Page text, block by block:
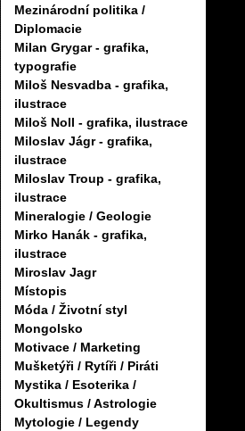
Mezinárodní politika /
Diplomacie
Milan Grygar - grafika,
typografie
Miloš Nesvadba - grafika,
ilustrace
Miloš Noll - grafika, ilustrace
Miloslav Jágr - grafika,
ilustrace
Miloslav Troup - grafika,
ilustrace
Mineralogie / Geologie
Mirko Hanák - grafika,
ilustrace
Miroslav Jagr
Místopis
Móda / Životní styl
Mongolsko
Motivace / Marketing
Mušketýři / Rytíři / Piráti
Mystika / Esoterika /
Okultismus / Astrologie
Mytologie / Legendy